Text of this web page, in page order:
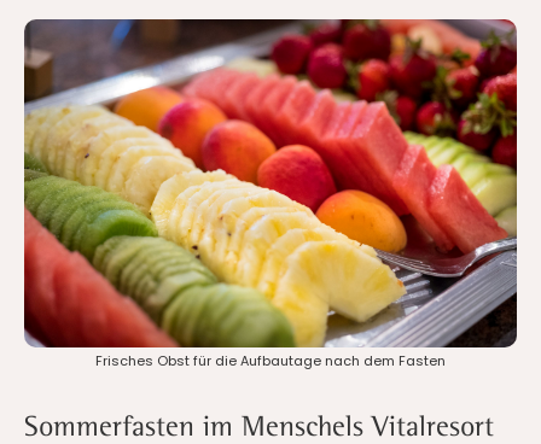
Frisches Obst für die Aufbautage nach dem Fasten
Sommerfasten im Menschels Vitalresort